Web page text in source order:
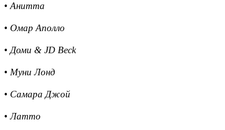
• Анитта
• Омар Аполло
• Доми & JD Beck
• Муни Лонд
• Самара Джой
• Латто